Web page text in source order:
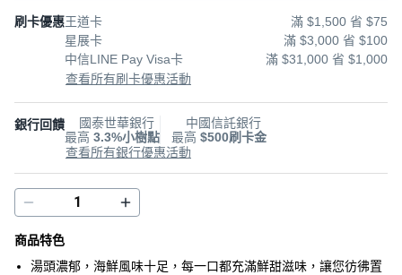
刷卡優惠王道卡
滿 $1,500 省 $75
星展卡
滿 $3,000 省 $100
中信LINE Pay Visa卡
滿 $31,000 省 $1,000
查看所有刷卡優惠活動
銀行回饋
國泰世華銀行
最高 3.3%小樹點
中國信託銀行
最高 $500刷卡金
查看所有銀行優惠活動
商品特色
湯頭濃郁，海鮮風味十足，每一口都充滿鮮甜滋味，讓您彷彿置